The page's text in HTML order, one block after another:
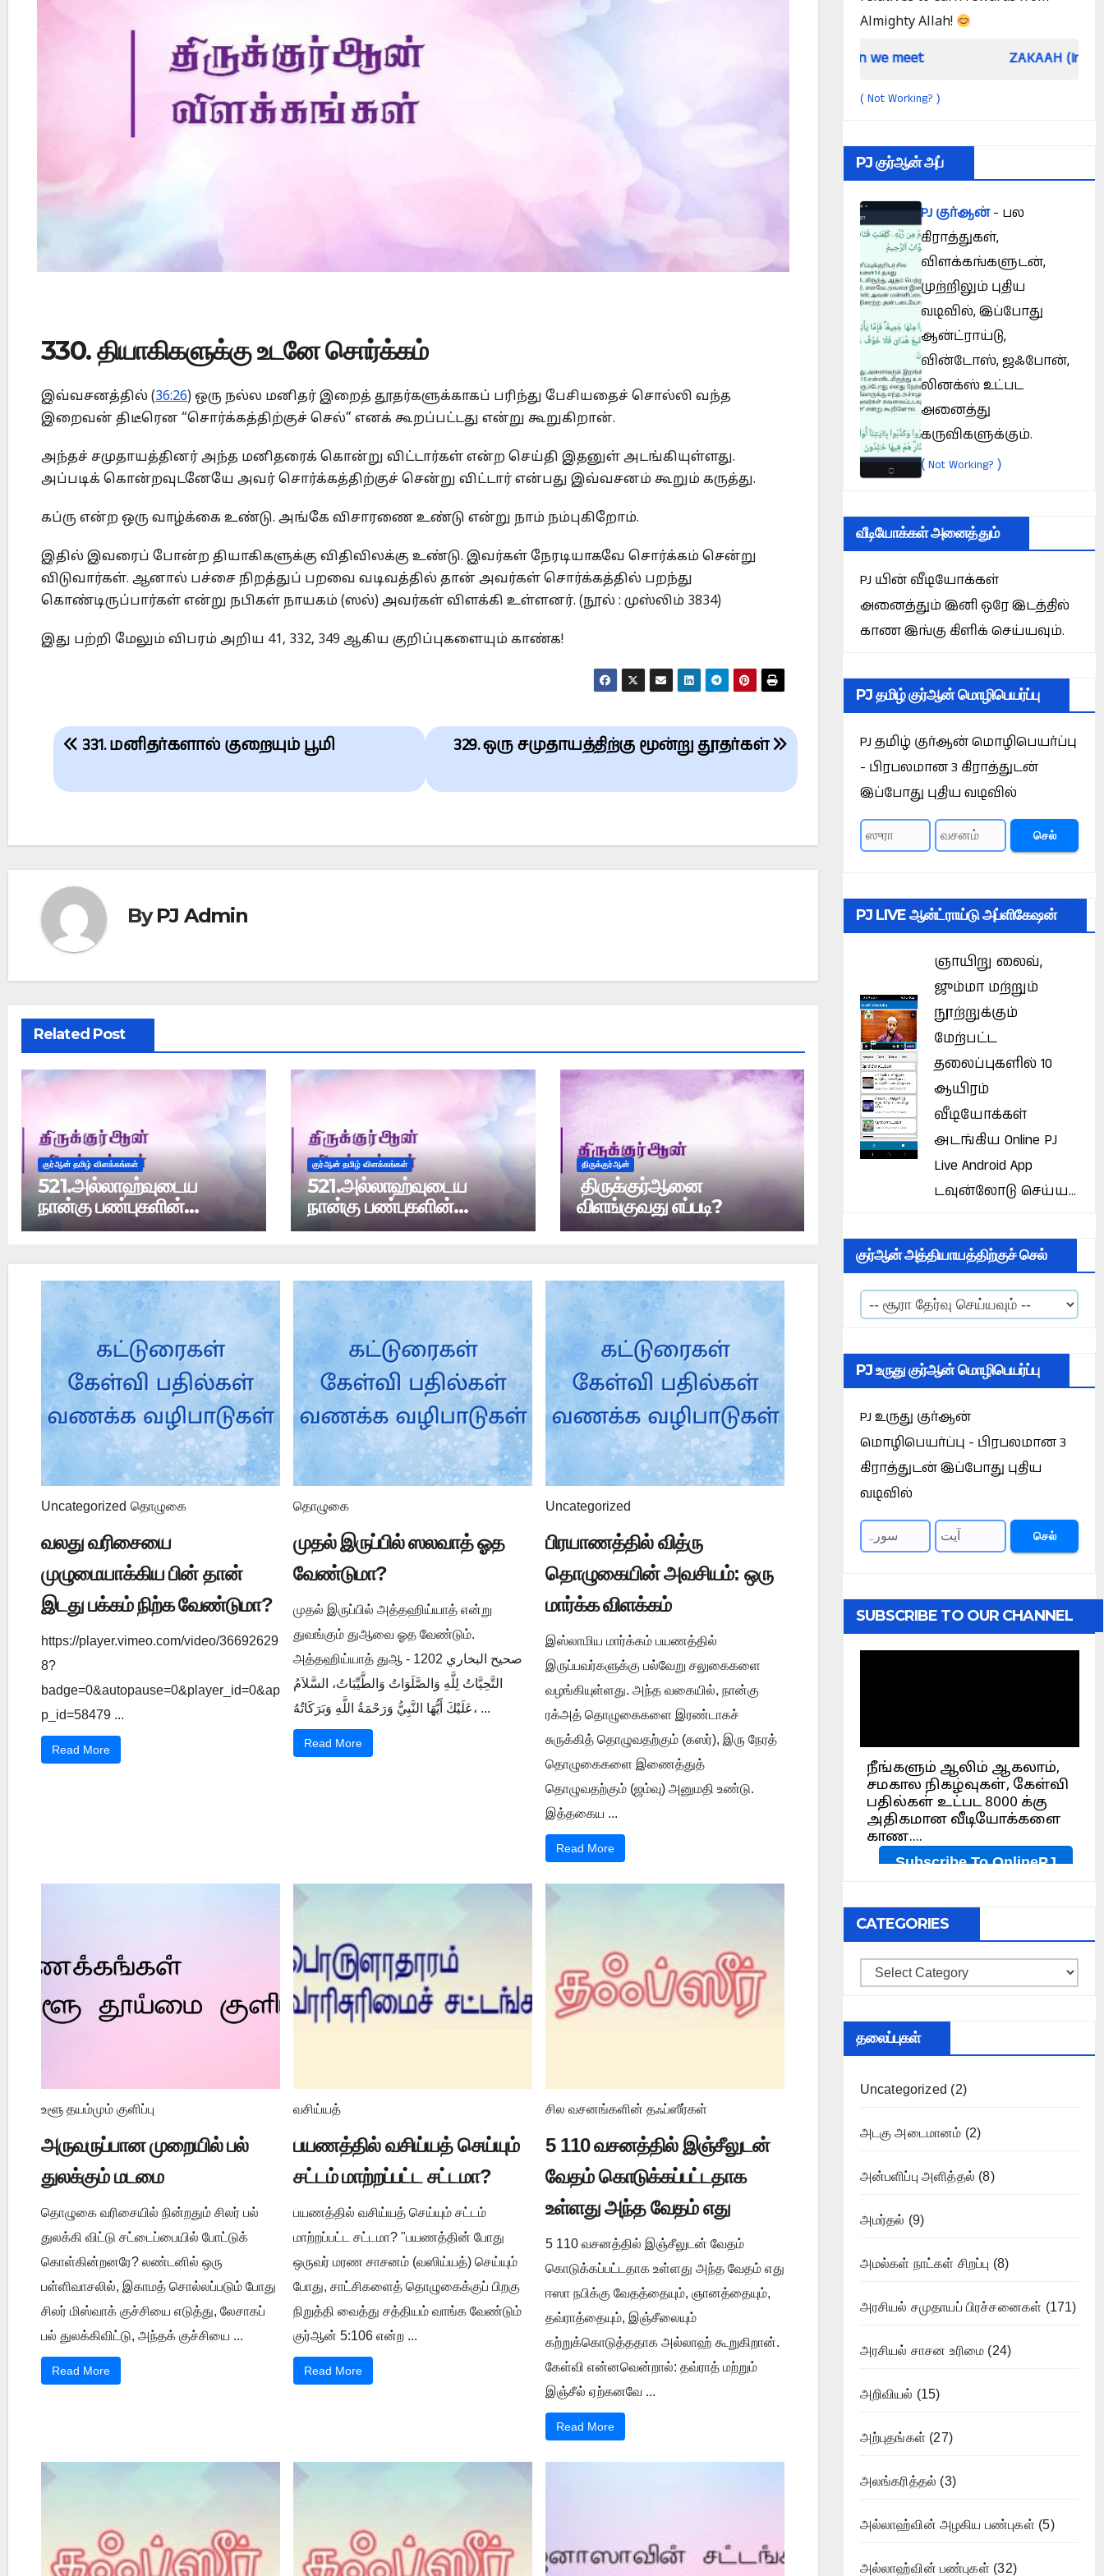
330. தியாகிகளுக்கு உடனே சொர்க்கம்
இவ்வசனத்தில் (36:26) ஒரு நல்ல மனிதர் இறைத் தூதர்களுக்காகப் பரிந்து பேசியதைச் சொல்லி வந்த
இறைவன் திடீரென “சொர்க்கத்திற்குச் செல்” எனக் கூறப்பட்டது என்று கூறுகிறான்.
அந்தச் சமுதாயத்தினர் அந்த மனிதரைக் கொன்று விட்டார்கள் என்ற செய்தி இதனுள் அடங்கியுள்ளது.
அப்படிக் கொன்றவுடனேயே அவர் சொர்க்கத்திற்குச் சென்று விட்டார் என்பது இவ்வசனம் கூறும் கருத்து.
கப்ரு என்ற ஒரு வாழ்க்கை உண்டு. அங்கே விசாரணை உண்டு என்று நாம் நம்புகிறோம்.
இதில் இவரைப் போன்ற தியாகிகளுக்கு விதிவிலக்கு உண்டு. இவர்கள் நேரடியாகவே சொர்க்கம் சென்று
விடுவார்கள். ஆனால் பச்சை நிறத்துப் பறவை வடிவத்தில் தான் அவர்கள் சொர்க்கத்தில் பறந்து
கொண்டிருப்பார்கள் என்று நபிகள் நாயகம் (ஸல்) அவர்கள் விளக்கி உள்ளனர். (நூல் : முஸ்லிம் 3834)
இது பற்றி மேலும் விபரம் அறிய 41, 332, 349 ஆகிய குறிப்புகளையும் காண்க!
Post
navigation
329. ஒரு சமுதாயத்திற்கு மூன்று தூதர்கள்
331. மனிதர்களால் குறையும் பூமி
ByPJ Admin
Related Post
குர்ஆன் தமிழ் விளக்கங்கள்
521.அல்லாஹ்வுடைய
நான்கு பண்புகளின்
விளக்கம்
குர்ஆன் தமிழ் விளக்கங்கள்
521.அல்லாஹ்வுடைய
நான்கு பண்புகளின்
விளக்கம்
திருக்குர்ஆன்
திருக்குர்ஆனை
விளங்குவது எப்படி?
Uncategorized தொழுகை
வலது வரிசையை
முழுமையாக்கிய பின் தான்
இடது பக்கம் நிற்க வேண்டுமா?
https://player.vimeo.com/video/36692629
8?
badge=0&autopause=0&player_id=0&ap
p_id=58479 ...
Read More
தொழுகை
முதல் இருப்பில் ஸலவாத் ஓத
வேண்டுமா?
முதல் இருப்பில் அத்தஹிய்யாத் என்று
துவங்கும் துஆவை ஓத வேண்டும்.
அத்தஹிய்யாத் துஆ صحيح البخاري 1202 -
التَّحِيَّاتُ لِلَّهِ وَالصَّلَوَاتُ وَالطَّيِّبَاتُ، السَّلاَمُ
عَلَيْكَ أَيُّهَا النَّبِيُّ وَرَحْمَةُ اللَّهِ وَبَرَكَاتُهُ، ...
Read More
Uncategorized
பிரயாணத்தில் வித்ரு
தொழுகையின் அவசியம்: ஒரு
மார்க்க விளக்கம்
இஸ்லாமிய மார்க்கம் பயணத்தில்
இருப்பவர்களுக்கு பல்வேறு சலுகைகளை
வழங்கியுள்ளது. அந்த வகையில், நான்கு
ரக்அத் தொழுகைகளை இரண்டாகச்
சுருக்கித் தொழுவதற்கும் (கஸர்), இரு நேரத்
தொழுகைகளை இணைத்துத்
தொழுவதற்கும் (ஜம்வு) அனுமதி உண்டு.
இத்தகைய ...
Read More
உளூ தயம்மும் குளிப்பு
அருவருப்பான முறையில் பல்
துலக்கும் மடமை
தொழுகை வரிசையில் நின்றதும் சிலர் பல்
துலக்கி விட்டு சட்டைப்பையில் போட்டுக்
கொள்கின்றனரே? லண்டனில் ஒரு
பள்ளிவாசலில், இகாமத் சொல்லப்படும் போது
சிலர் மிஸ்வாக் குச்சியை எடுத்து, லேசாகப்
பல் துலக்கிவிட்டு, அந்தக் குச்சியை ...
Read More
வசிய்யத்
பயணத்தில் வசிய்யத் செய்யும்
சட்டம் மாற்றப்பட்ட சட்டமா?
பயணத்தில் வசிய்யத் செய்யும் சட்டம்
மாற்றப்பட்ட சட்டமா? "பயணத்தின் போது
ஒருவர் மரண சாசனம் (வஸிய்யத்) செய்யும்
போது, சாட்சிகளைத் தொழுகைக்குப் பிறகு
நிறுத்தி வைத்து சத்தியம் வாங்க வேண்டும்
குர்ஆன் 5:106 என்ற ...
Read More
சில வசனங்களின் தஃப்ஸீர்கள்
5 110 வசனத்தில் இஞ்சீலுடன்
வேதம் கொடுக்கப்பட்டதாக
உள்ளது அந்த வேதம் எது
5 110 வசனத்தில் இஞ்சீலுடன் வேதம்
கொடுக்கப்பட்டதாக உள்ளது அந்த வேதம் எது
ஈஸா நபிக்கு வேதத்தையும், ஞானத்தையும்,
தவ்ராத்தையும், இஞ்சீலையும்
கற்றுக்கொடுத்ததாக அல்லாஹ் கூறுகிறான்.
கேள்வி என்னவென்றால்: தவ்ராத் மற்றும்
இஞ்சீல் ஏற்கனவே ...
Read More
Almighty Allah!
Did Jesus Resurrect on Sunday or Monday? Is Prophet Muhammad superior to Jesus? ZAKAAH (In the light of Qur an
( Not Working? )
PJ குர்ஆன் அப்
PJ குர்ஆன்- பல
கிராத்துகள்,
விளக்கங்களுடன்,
முற்றிலும் புதிய
வடிவில், இப்போது
ஆன்ட்ராய்டு,
வின்டோஸ், ஜஃபோன்,
லினக்ஸ் உட்பட
அனைத்து
கருவிகளுக்கும்.
(Not Working? )
வீடியோக்கள் அனைத்தும்
PJ யின் வீடியோக்கள்
அனைத்தும் இனி ஒரே இடத்தில்
காண இங்கு கிளிக் செய்யவும்.
PJ தமிழ் குர்ஆன் மொழிபெயர்ப்பு
PJ தமிழ் குர்ஆன் மொழிபெயர்ப்பு
- பிரபலமான 3 கிராத்துடன்
இப்போது புதிய வடிவில்
செல்
PJ LIVE ஆன்ட்ராய்டு அப்ளிகேஷன்
ஞாயிறு லைவ்,
ஜும்மா மற்றும்
நூற்றுக்கும்
மேற்பட்ட
தலைப்புகளில் 10
ஆயிரம்
வீடியோக்கள்
அடங்கிய Online PJ
Live Android App
டவுன்லோடு செய்ய...
குர்ஆன் அத்தியாயத்திற்குச் செல்
PJ உருது குர்ஆன் மொழிபெயர்ப்பு
PJ உருது குர்ஆன்
மொழிபெயர்ப்பு - பிரபலமான 3
கிராத்துடன் இப்போது புதிய
வடிவில்
செல்
SUBSCRIBE TO OUR CHANNEL
CATEGORIES
Categories
தலைப்புகள்
Uncategorized (2)
அடகு அடைமானம் (2)
அன்பளிப்பு அளித்தல் (8)
அமர்தல் (9)
அமல்கள் நாட்கள் சிறப்பு (8)
அரசியல் சமுதாயப் பிரச்சனைகள் (171)
அரசியல் சாசன உரிமை (24)
அறிவியல் (15)
அற்புதங்கள் (27)
அலங்கரித்தல் (3)
அல்லாஹ்வின் அழகிய பண்புகள் (5)
அல்லாஹ்வின் பண்புகள் (32)